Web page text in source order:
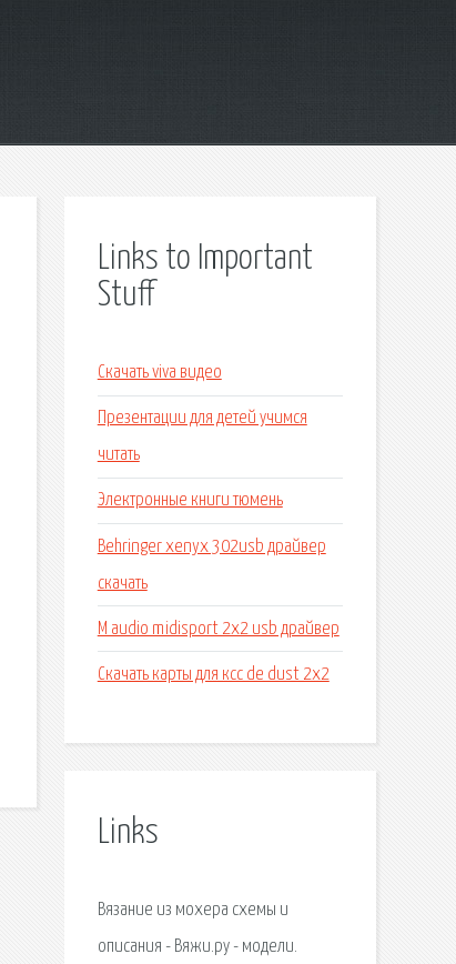
Links to Important
Stuff
Скачать viva видео
Презентации для детей учимся
читать
Электронные книги тюмень
Behringer xenyx 302usb драйвер
скачать
M audio midisport 2x2 usb драйвер
Скачать карты для ксс de dust 2x2
Links
Вязание из мохера схемы и
описания - Вяжи.ру - модели.